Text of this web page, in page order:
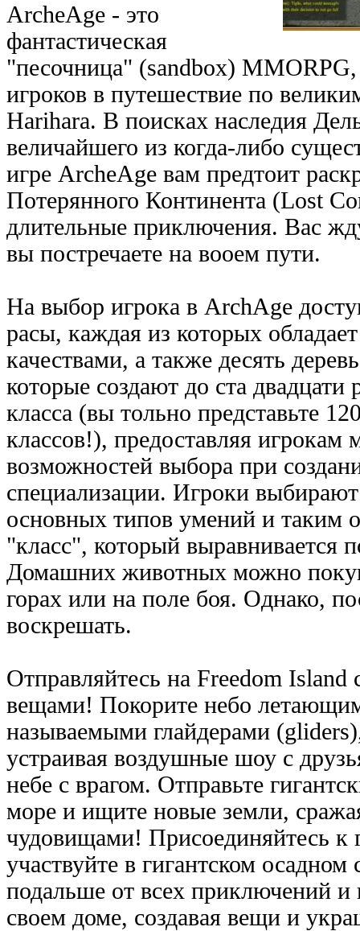
ArcheAge - это
фантастическая
"песочница" (sandbox) MMORPG,
игроков в путешествие по
Harihara. В поисках наследия
величайшего из когда-либо
игре ArcheAge вам предтоит
Потерянного Континента (Lost
длительные приключения. Вас
вы постречаете на вооем пути.
На выбор игрока в ArchAge
расы, каждая из которых
качествами, а также десять
которые создают до ста двадцати
класса (вы тольно представьте
классов!), предоставляя игрокам
возможностей выбора при
специализации. Игроки
основных типов умений и таким
"класс", который выравнивается
Домашних животных можно
горах или на поле боя. Однако,
воскрешать.
Отправляйтесь на Freedom
вещами! Покорите небо
называемыми глайдерами
устраивая воздушные шоу с
небе с врагом. Отправьте
море и ищите новые земли,
чудовищами! Присоединяйтесь к
участвуйте в гигантском
подальше от всех приключений и
своем доме, создавая вещи и